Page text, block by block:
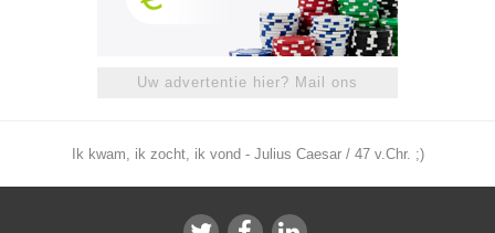
Uw advertentie hier? Mail ons
Ik kwam, ik zocht, ik vond - Julius Caesar / 47 v.Chr. ;)